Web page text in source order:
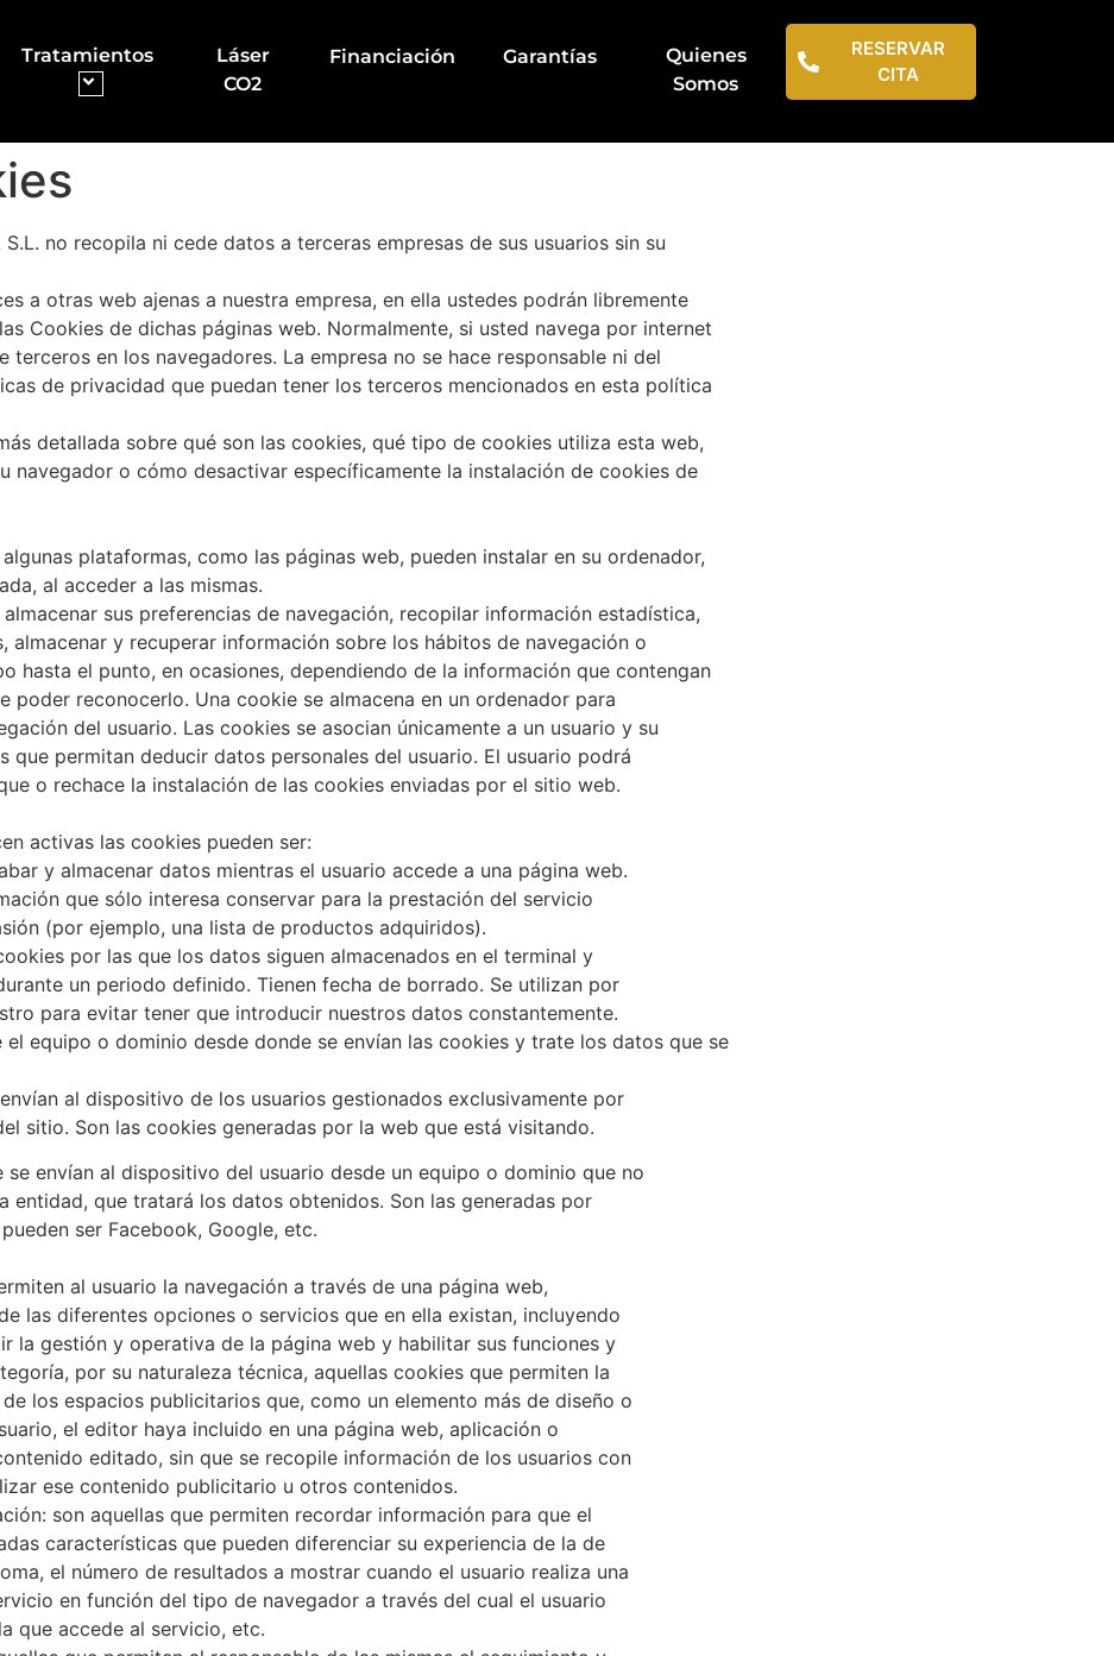
Tratamientos
Láser
CO2
Financiación Garantías
Quienes
Somos
RESERVAR
CITA
no recopila ni cede datos a terceras empresas de sus usuarios sin su
a otras web ajenas a nuestra empresa, en ella ustedes podrán libremente
Cookies de dichas páginas web. Normalmente, si usted navega por internet
en los navegadores. La empresa no se hace responsable ni del
de privacidad que puedan tener los terceros mencionados en esta política
detallada sobre qué son las cookies, qué tipo de cookies utiliza esta web,
navegador o cómo desactivar específicamente la instalación de cookies de
plataformas, como las páginas web, pueden instalar en su ordenador,
al acceder a las mismas.
sus preferencias de navegación, recopilar información estadística,
y recuperar información sobre los hábitos de navegación o
hasta el punto, en ocasiones, dependiendo de la información que contengan
poder reconocerlo. Una cookie se almacena en un ordenador para
del usuario. Las cookies se asocian únicamente a un usuario y su
permitan deducir datos personales del usuario. El usuario podrá
o rechace la instalación de las cookies enviadas por el sitio web.
activas las cookies pueden ser:
y almacenar datos mientras el usuario accede a una página web.
que sólo interesa conservar para la prestación del servicio
(por ejemplo, una lista de productos adquiridos).
por las que los datos siguen almacenados en el terminal y
un periodo definido. Tienen fecha de borrado. Se utilizan por
para evitar tener que introducir nuestros datos constantemente.
el equipo o dominio desde donde se envían las cookies y trate los datos que se
al dispositivo de los usuarios gestionados exclusivamente por
sitio. Son las cookies generadas por la web que está visitando.
envían al dispositivo del usuario desde un equipo o dominio que no
que tratará los datos obtenidos. Son las generadas por
ser Facebook, Google, etc.
al usuario la navegación a través de una página web,
las diferentes opciones o servicios que en ella existan, incluyendo
la gestión y operativa de la página web y habilitar sus funciones y
por su naturaleza técnica, aquellas cookies que permiten la
los espacios publicitarios que, como un elemento más de diseño o
el editor haya incluido en una página web, aplicación o
editado, sin que se recopile información de los usuarios con
ese contenido publicitario u otros contenidos.
son aquellas que permiten recordar información para que el
características que pueden diferenciar su experiencia de la de
el número de resultados a mostrar cuando el usuario realiza una
en función del tipo de navegador a través del cual el usuario
que accede al servicio, etc.